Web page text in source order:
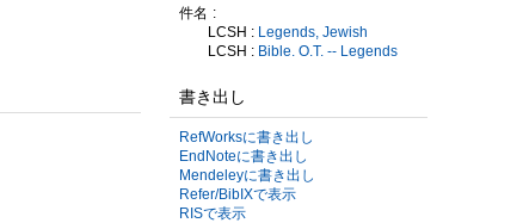
件名
LCSH : Legends, Jewish
LCSH : Bible. O.T. -- Legends
書き出し
RefWorksに書き出し
EndNoteに書き出し
Mendeleyに書き出し
Refer/BibIXで表示
RISで表示